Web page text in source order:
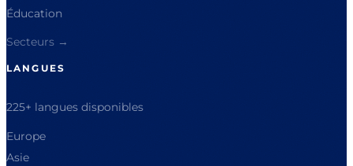
Éducation
Secteurs →
LANGUES
225+ langues disponibles
Europe
Asie